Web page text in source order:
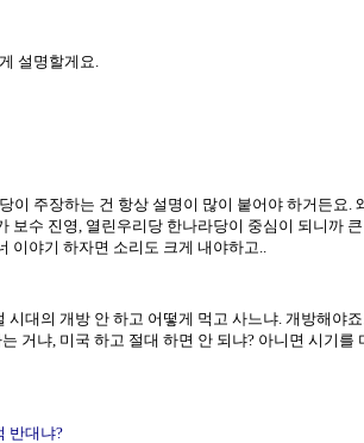
설명할게요.
이 주장하는 건 항상 설명이 많이 붙어야 하거든요.
보수 진영, 열린우리당 한나라당이 중심이 되니까
이야기 하자면 소리도 크게 내야하고..
시대의 개방 안 하고 어떻게 먹고 사느냐. 개방해야
거냐, 미국 하고 절대 하면 안 되냐? 아니면 시기를
반대냐?